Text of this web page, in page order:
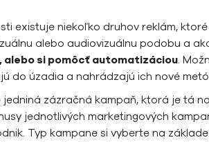
existuje niekoľko druhov reklám,
alebo audiovizuálnu podobu a
alebo si pomôcť automatizáciou.
do úzadia a nahrádzajú ich nové
jedniná zázračná kampaň, ktorá je tá
jednotlivých marketingových
Typ kampane si vyberte na